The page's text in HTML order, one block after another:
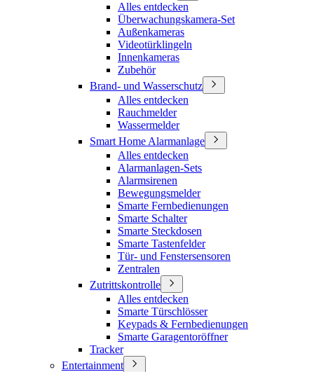
Alles entdecken
Überwachungskamera-Set
Außenkameras
Videotürklingeln
Innenkameras
Zubehör
Brand- und Wasserschutz
Alles entdecken
Rauchmelder
Wassermelder
Smart Home Alarmanlage
Alles entdecken
Alarmanlagen-Sets
Alarmsirenen
Bewegungsmelder
Smarte Fernbedienungen
Smarte Schalter
Smarte Steckdosen
Smarte Tastenfelder
Tür- und Fenstersensoren
Zentralen
Zutrittskontrolle
Alles entdecken
Smarte Türschlösser
Keypads & Fernbedienungen
Smarte Garagentoröffner
Tracker
Entertainment